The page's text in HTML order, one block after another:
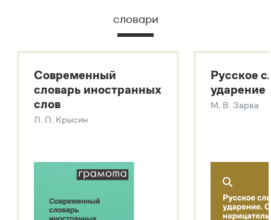
Русский орфографический словарь
Большой толковый словарь русских глаголов
Современный словарь иностранных слов
Звук – технология синтеза платформы
SaluteSpeech
словари
Современный
словарь иностранных
слов
Л. П. Крысин
Русское
ударение
М. В. Зарва